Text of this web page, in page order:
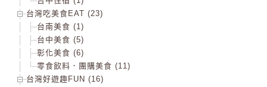
台灣吃美食EAT (23)
台南美食 (1)
台中美食 (5)
彰化美食 (6)
零食飲料．團購美食 (11)
台灣好遊趣FUN (16)